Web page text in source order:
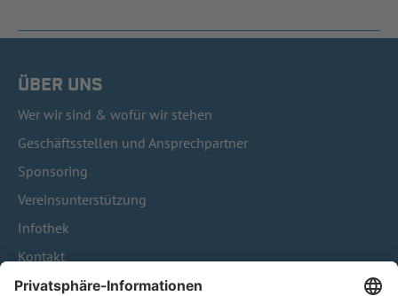
ÜBER UNS
Wer wir sind & wofür wir stehen
Geschäftsstellen und Ansprechpartner
Sponsoring
Vereinsunterstützung
Infothek
Kontakt